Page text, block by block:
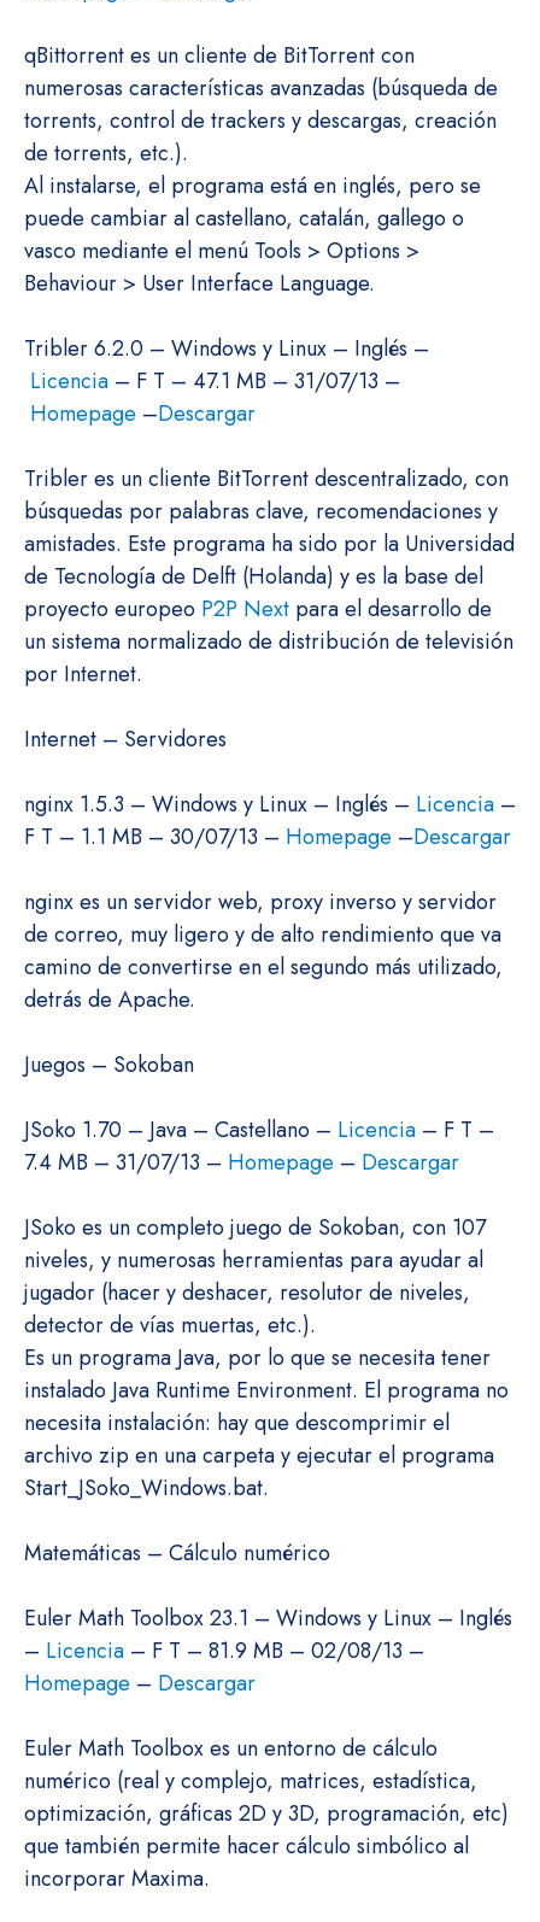
qBittorrent es un cliente de BitTorrent con
numerosas características avanzadas (búsqueda de
torrents, control de trackers y descargas, creación
de torrents, etc.).
Al instalarse, el programa está en inglés, pero se
puede cambiar al castellano, catalán, gallego o
vasco mediante el menú Tools > Options >
Behaviour > User Interface Language.
Tribler 6.2.0 – Windows y Linux – Inglés –
Licencia – F T – 47.1 MB – 31/07/13 –
Homepage –Descargar
Tribler es un cliente BitTorrent descentralizado, con
búsquedas por palabras clave, recomendaciones y
amistades. Este programa ha sido por la Universidad
de Tecnología de Delft (Holanda) y es la base del
proyecto europeo P2P Next para el desarrollo de
un sistema normalizado de distribución de televisión
por Internet.
Internet – Servidores
nginx 1.5.3 – Windows y Linux – Inglés – Licencia –
F T – 1.1 MB – 30/07/13 – Homepage –Descargar
nginx es un servidor web, proxy inverso y servidor
de correo, muy ligero y de alto rendimiento que va
camino de convertirse en el segundo más utilizado,
detrás de Apache.
Juegos – Sokoban
JSoko 1.70 – Java – Castellano – Licencia – F T –
7.4 MB – 31/07/13 – Homepage – Descargar
JSoko es un completo juego de Sokoban, con 107
niveles, y numerosas herramientas para ayudar al
jugador (hacer y deshacer, resolutor de niveles,
detector de vías muertas, etc.).
Es un programa Java, por lo que se necesita tener
instalado Java Runtime Environment. El programa no
necesita instalación: hay que descomprimir el
archivo zip en una carpeta y ejecutar el programa
Start_JSoko_Windows.bat.
Matemáticas – Cálculo numérico
Euler Math Toolbox 23.1 – Windows y Linux – Inglés
– Licencia – F T – 81.9 MB – 02/08/13 –
Homepage – Descargar
Euler Math Toolbox es un entorno de cálculo
numérico (real y complejo, matrices, estadística,
optimización, gráficas 2D y 3D, programación, etc)
que también permite hacer cálculo simbólico al
incorporar Maxima.